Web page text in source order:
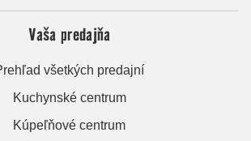
Vaša predajňa
všetkých predajní
Kuchynské centrum
Kúpeľňové centrum